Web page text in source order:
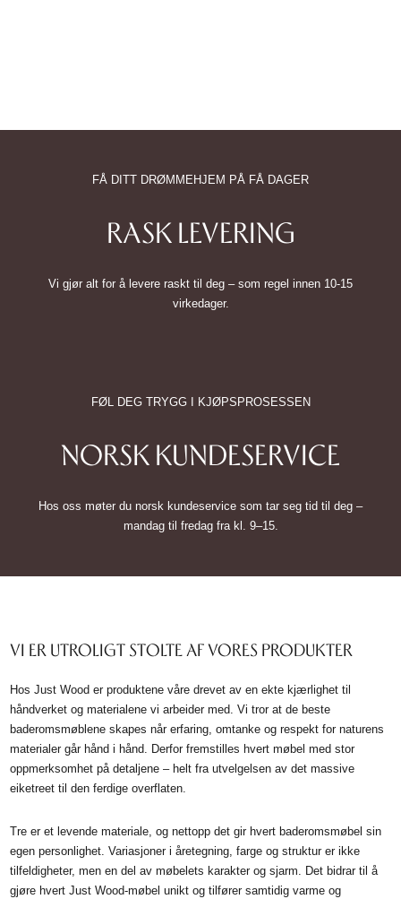
FÅ DITT DRØMMEHJEM PÅ FÅ DAGER
RASK LEVERING
Vi gjør alt for å levere raskt til deg – som regel innen 10-15
virkedager.
FØL DEG TRYGG I KJØPSPROSESSEN
NORSK KUNDESERVICE
Hos oss møter du norsk kundeservice som tar seg tid til deg –
mandag til fredag fra kl. 9–15.
VI ER UTROLIGT STOLTE AF VORES PRODUKTER
Hos Just Wood er produktene våre drevet av en ekte kjærlighet til
håndverket og materialene vi arbeider med. Vi tror at de beste
baderomsmøblene skapes når erfaring, omtanke og respekt for naturens
materialer går hånd i hånd. Derfor fremstilles hvert møbel med stor
oppmerksomhet på detaljene – helt fra utvelgelsen av det massive
eiketreet til den ferdige overflaten.
Tre er et levende materiale, og nettopp det gir hvert baderomsmøbel sin
egen personlighet. Variasjoner i åretegning, farge og struktur er ikke
tilfeldigheter, men en del av møbelets karakter og sjarm. Det bidrar til å
gjøre hvert Just Wood-møbel unikt og tilfører samtidig varme og